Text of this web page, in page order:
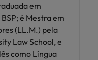
em
é Mestra em
(LL.M.) pela
Law School, e
como Língua